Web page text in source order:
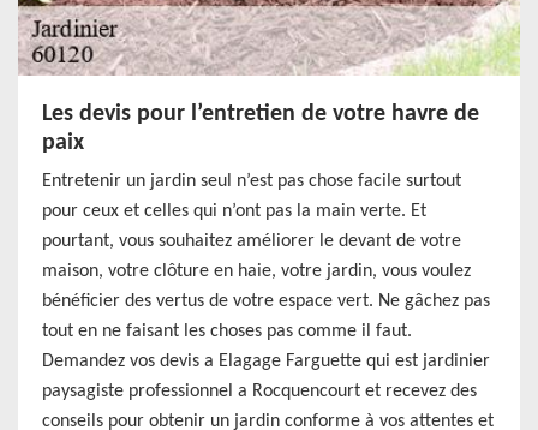
Les devis pour l’entretien de votre havre de
paix
Entretenir un jardin seul n’est pas chose facile surtout
pour ceux et celles qui n’ont pas la main verte. Et
pourtant, vous souhaitez améliorer le devant de votre
maison, votre clôture en haie, votre jardin, vous voulez
bénéficier des vertus de votre espace vert. Ne gâchez pas
tout en ne faisant les choses pas comme il faut.
Demandez vos devis a Elagage Farguette qui est jardinier
paysagiste professionnel a Rocquencourt et recevez des
conseils pour obtenir un jardin conforme à vos attentes et